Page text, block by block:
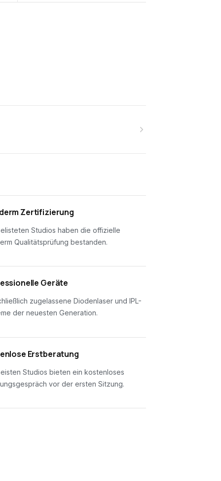
Zertifizierung
Studios haben die offizielle
Qualitätsprüfung bestanden.
Geräte
zugelassene Diodenlaser und IPL-
der neuesten Generation.
Erstberatung
Studios bieten ein kostenloses
vor der ersten Sitzung.